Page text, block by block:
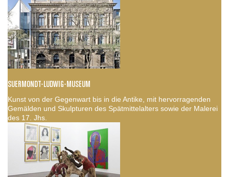
SUERMONDT-LUDWIG-MUSEUM
Kunst von der Gegenwart bis in die Antike, mit hervorragenden
Gemälden und Skulpturen des Spätmittelalters sowie der Malerei
des 17. Jhs.